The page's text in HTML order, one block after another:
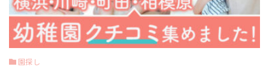
園探し